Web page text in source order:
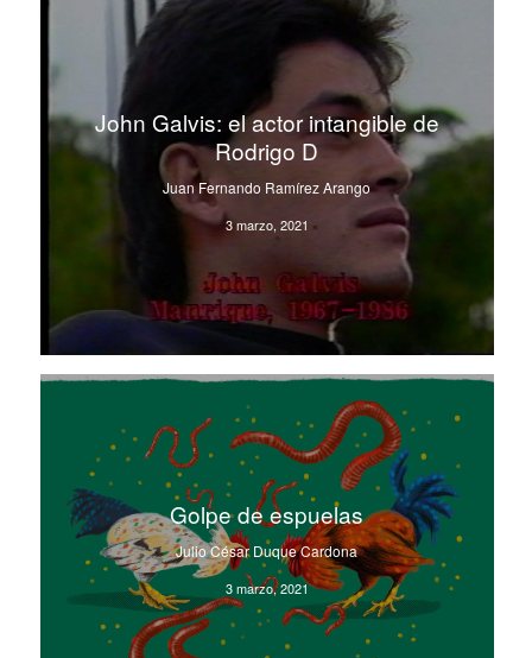
John Galvis: el actor intangible de
Rodrigo D
Juan Fernando Ramírez Arango
3 marzo, 2021
Golpe de espuelas
Julio César Duque Cardona
3 marzo, 2021